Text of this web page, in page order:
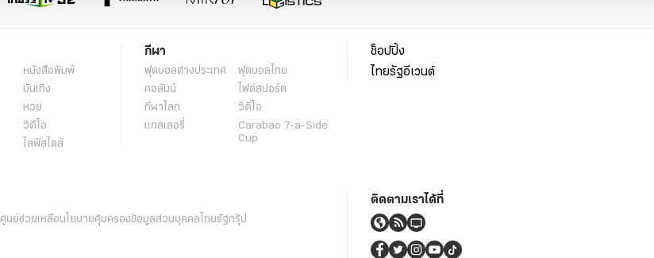
หนังสือพิมพ์
บันเทิง
หวย
วิดีโอ
ไลฟ์สไตล์
กีฬา
ฟุตบอลต่่างประเทศ
ฟุตบอลไทย
คอลัมน์
ไฟต์สปอร์ต
กีฬาโลก
วิดีโอ
แกลเลอรี่
Carabao 7-a-Side
Cup
ช็อปปิ้ง
ไทยรัฐอีเวนต์
ศูนย์ช่วยเหลือนโยบายคุ้มครองข้อมูลส่วนบุคคลไทยรัฐกรุ๊ป
ติดตามเราได้ที่